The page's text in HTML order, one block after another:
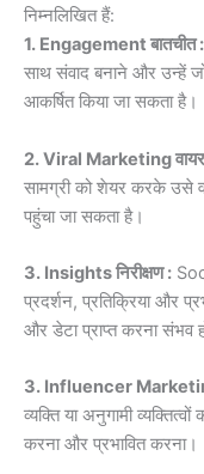
निम्नलिखित हैं:
1. Engagement बातचीत :
साथ संवाद बनाने और उन्हें
आकर्षित किया जा सकता है।
2. Viral Marketing
सामग्री को शेयर करके उसे
पहुंचा जा सकता है।
3. Insights निरीक्षण :
प्रदर्शन, प्रतिक्रिया और
और डेटा प्राप्त करना संभव
3. Influencer
व्यक्ति या अनुगामी
करना और प्रभावित करना।